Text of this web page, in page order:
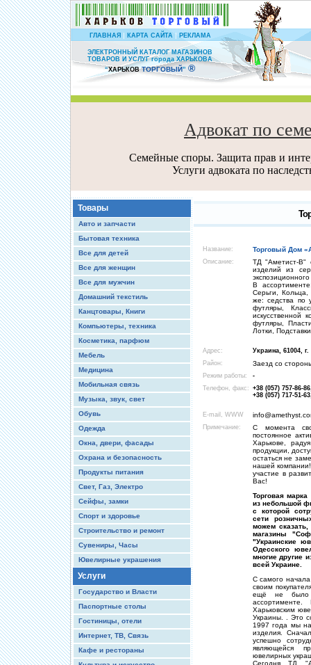
ГЛАВНАЯ| КАРТА САЙТА | РЕКЛАМА
ЭЛЕКТРОННЫЙ КАТАЛОГ МАГАЗИНОВ
ТОВАРОВ И УСЛУГ города ХАРЬКОВА
“ХАРЬКОВ ТОРГОВЫЙ” ®
Адвокат по
Семейные споры. Защита прав и
Услуги адвоката по
Товары
Авто и запчасти
Бытовая техника
Все для детей
Все для женщин
Все для мужчин
Домашний текстиль
Канцтовары, Книги
Компьютеры, техника
Косметика, парфюм
Мебель
Медицина
Мобильная связь
Музыка, звук, свет
Обувь
Одежда
Окна, двери, фасады
Охрана и безопасность
Продукты питания
Свет, Газ, Электро
Сейфы, замки
Спорт и здоровье
Строительство и ремонт
Сувениры, Часы
Ювелирные украшения
Услуги
Государство и Власти
Паспортные столы
Гостиницы, отели
Интернет, ТВ, Связь
Кафе и рестораны
Название: Торговый Дом
Описание:
ТД "Аметист-В"
изделий из
В
Серьги,
же: седства по
футляры,
искусственной
футляры,
Лотки,
Адрес:
Украина, 61004,
Район:
Заезд со
Режим работы:
-
Телефон, факс: +38 (057) 757-86-
+38 (057) 717-51-
E-mail, WWW
Примечание:
С момента
постоянное
Харькове,
продукции,
остаться не
нашей
участие в
Вас!
Торговая
из небольшой
с которой
сети
можем
магазины
"Украинские
Одесского
многие другие
всей Украине.
C самого
своим
ещё не было
Харьковским
Украины. . Это
1997 года мы
изделия.
успешно
являющейся
ювелирных
Сегодня ТД